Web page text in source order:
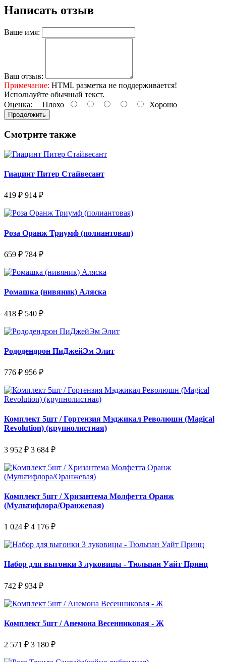
Написать отзыв
Ваше имя:
Ваш отзыв:
Примечание: HTML разметка не поддерживается!
Используйте обычный текст.
Оценка: Плохо Хорошо
Продолжить
Смотрите также
Гиацинт Питер Стайвесант
419 ₽ 914 ₽
Роза Оранж Триумф (полиантовая)
659 ₽ 784 ₽
Ромашка (нивяник) Аляска
418 ₽ 540 ₽
Рододендрон ПиДжейЭм Элит
776 ₽ 956 ₽
Комплект 5шт / Гортензия Мэджикал Революшн (Magical
Revolution) (крупнолистная)
3 952 ₽ 3 684 ₽
Комплект 5шт / Хризантема Молфетта Оранж
(Мультифлора/Оранжевая)
1 024 ₽ 4 176 ₽
Набор для выгонки 3 луковицы - Тюльпан Уайт Принц
742 ₽ 934 ₽
Комплект 5шт / Анемона Весенниковая - Ж
2 571 ₽ 3 180 ₽